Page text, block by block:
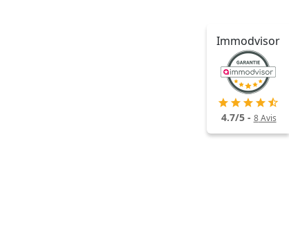
Immodvisor
4.7/5 - 8Avis